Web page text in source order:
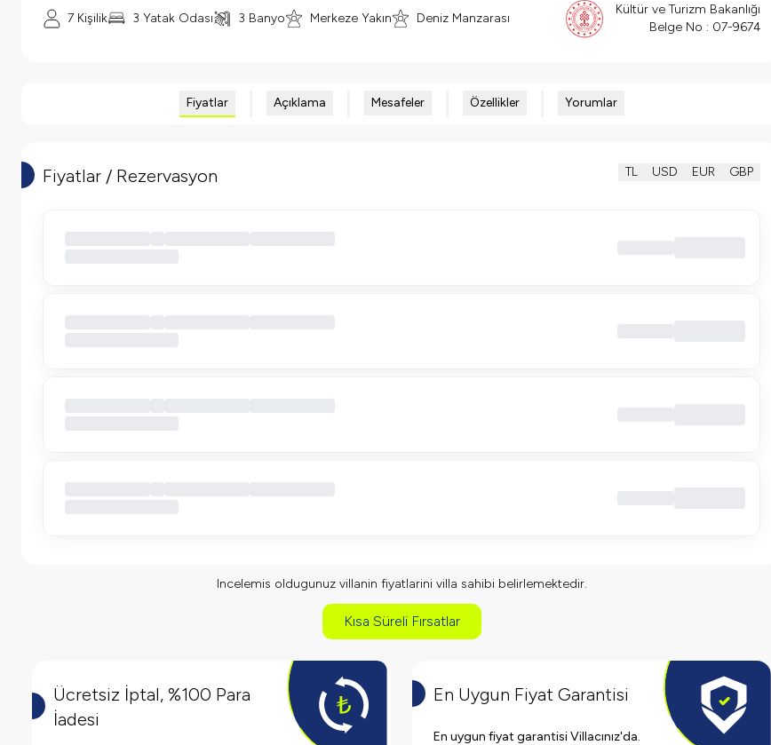
7 Kişilik 3 Yatak Odası 3 Banyo Merkeze Yakın Deniz Manzarası
Kültür ve Turizm Bakanlığı
Belge No : 07-9674
Fiyatlar Açıklama Mesafeler Özellikler Yorumlar
Fiyatlar / Rezervasyon TL USD EUR GBP
Incelemis oldugunuz villanin fiyatlarini villa sahibi belirlemektedir.
Kısa Süreli Fırsatlar
Ücretsiz İptal, %100 Para
İadesi
En Uygun Fiyat Garantisi
En uygun fiyat garantisi Villacınız'da.